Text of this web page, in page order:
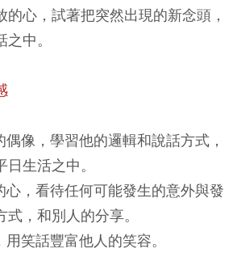
的心，試著把突然出現的新念頭，
中。
像，學習他的邏輯和說話方式，
生活之中。
心，看待任何可能發生的意外與發
，和別人的分享。
笑話豐富他人的笑容。